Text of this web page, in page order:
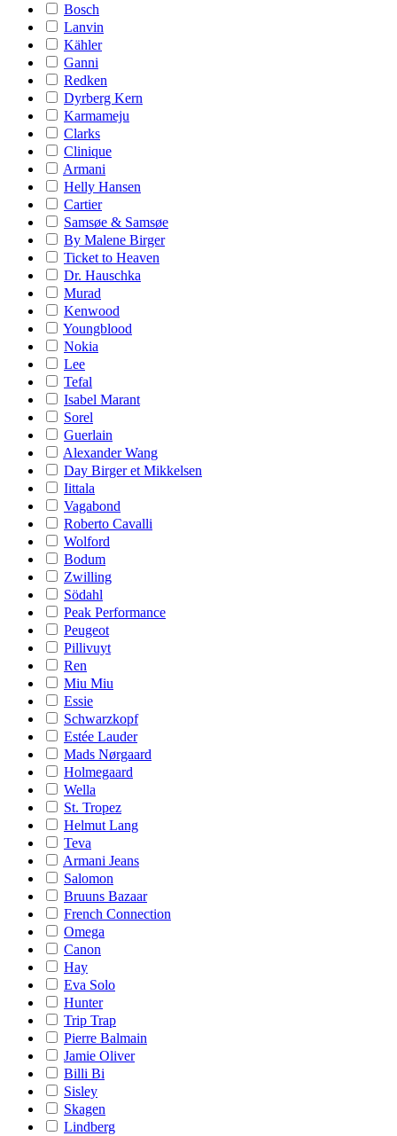
Bosch
Lanvin
Kähler
Ganni
Redken
Dyrberg Kern
Karmameju
Clarks
Clinique
Armani
Helly Hansen
Cartier
Samsøe & Samsøe
By Malene Birger
Ticket to Heaven
Dr. Hauschka
Murad
Kenwood
Youngblood
Nokia
Lee
Tefal
Isabel Marant
Sorel
Guerlain
Alexander Wang
Day Birger et Mikkelsen
Iittala
Vagabond
Roberto Cavalli
Wolford
Bodum
Zwilling
Södahl
Peak Performance
Peugeot
Pillivuyt
Ren
Miu Miu
Essie
Schwarzkopf
Estée Lauder
Mads Nørgaard
Holmegaard
Wella
St. Tropez
Helmut Lang
Teva
Armani Jeans
Salomon
Bruuns Bazaar
French Connection
Omega
Canon
Hay
Eva Solo
Hunter
Trip Trap
Pierre Balmain
Jamie Oliver
Billi Bi
Sisley
Skagen
Lindberg